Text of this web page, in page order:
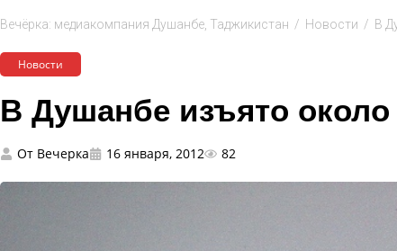
Вечёрка: медиакомпания Душанбе, Таджикистан / Новости / В
Новости
В Душанбе изъято около
От Вечерка 16 января, 2012 82